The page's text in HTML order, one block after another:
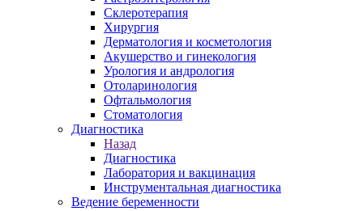
Склеротерапия
Хирургия
Дерматология и косметология
Акушерство и гинекология
Урология и андрология
Отоларинология
Офтальмология
Стоматология
Диагностика
Назад
Диагностика
Лаборатория и вакцинация
Инструментальная диагностика
Ведение беременности